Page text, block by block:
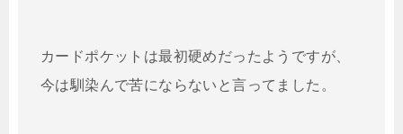
カードポケットは最初硬めだったようですが、
今は馴染んで苦にならないと言ってました。